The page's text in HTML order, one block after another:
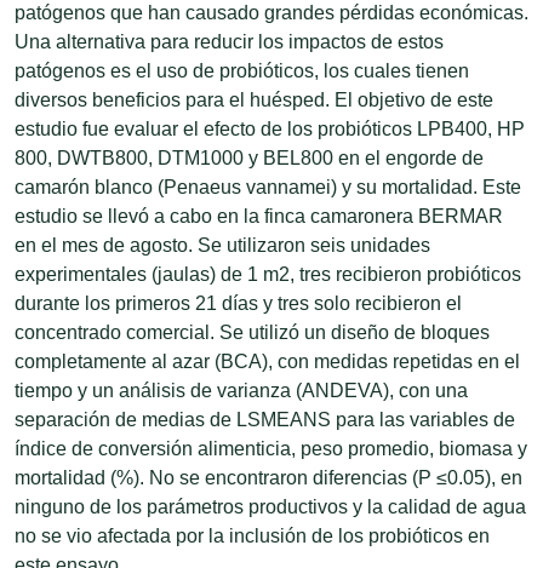
patógenos que han causado grandes pérdidas económicas.
Una alternativa para reducir los impactos de estos
patógenos es el uso de probióticos, los cuales tienen
diversos beneficios para el huésped. El objetivo de este
estudio fue evaluar el efecto de los probióticos LPB400, HP
800, DWTB800, DTM1000 y BEL800 en el engorde de
camarón blanco (Penaeus vannamei) y su mortalidad. Este
estudio se llevó a cabo en la finca camaronera BERMAR
en el mes de agosto. Se utilizaron seis unidades
experimentales (jaulas) de 1 m2, tres recibieron probióticos
durante los primeros 21 días y tres solo recibieron el
concentrado comercial. Se utilizó un diseño de bloques
completamente al azar (BCA), con medidas repetidas en el
tiempo y un análisis de varianza (ANDEVA), con una
separación de medias de LSMEANS para las variables de
índice de conversión alimenticia, peso promedio, biomasa y
mortalidad (%). No se encontraron diferencias (P ≤0.05), en
ninguno de los parámetros productivos y la calidad de agua
no se vio afectada por la inclusión de los probióticos en